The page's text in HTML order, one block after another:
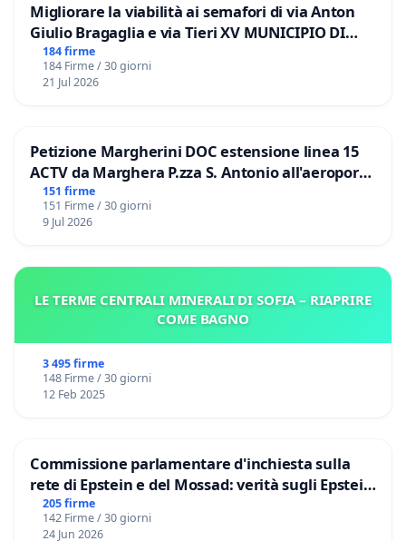
Migliorare la viabilità ai semafori di via Anton
Giulio Bragaglia e via Tieri XV MUNICIPIO DI
ROMA
184 firme
184 Firme / 30 giorni
21 Jul 2026
Petizione Margherini DOC estensione linea 15
ACTV da Marghera P.zza S. Antonio all'aeroporto
Marco Polo tariffa a € 1,50
151 firme
151 Firme / 30 giorni
9 Jul 2026
LE TERME CENTRALI MINERALI DI SOFIA – RIAPRIRE
COME BAGNO
3 495 firme
148 Firme / 30 giorni
12 Feb 2025
Commissione parlamentare d'inchiesta sulla
rete di Epstein e del Mossad: verità sugli Epstein
Files
205 firme
142 Firme / 30 giorni
24 Jun 2026